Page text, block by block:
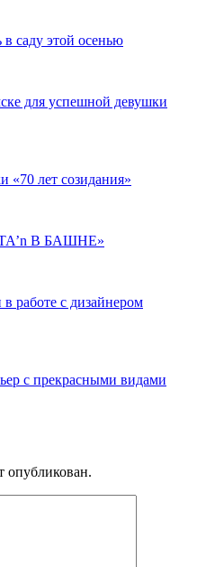
саду этой осенью
для успешной девушки
«70 лет созидания»
В БАШНЕ»
работе с дизайнером
с прекрасными видами
опубликован.